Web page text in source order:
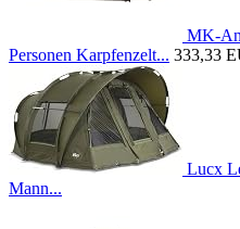
MK-
Personen Karpfenzelt... 333,33
Lucx
Mann...